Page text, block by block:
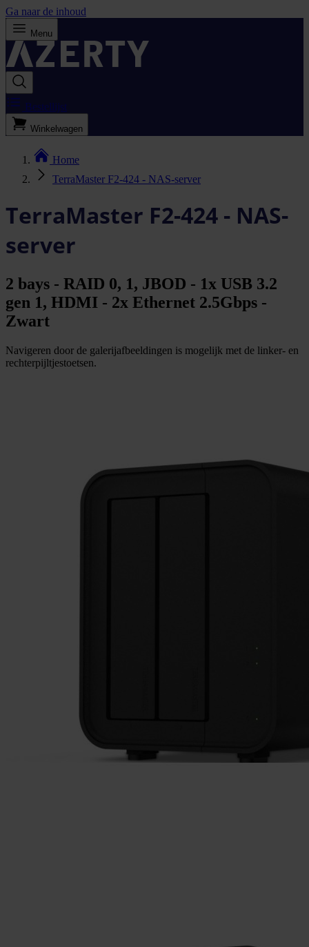
Ga naar de inhoud
Menu
Bestellijst
Winkelwagen
Home
TerraMaster F2-424 - NAS-server
TerraMaster F2-424 - NAS-
server
2 bays - RAID 0, 1, JBOD - 1x USB 3.2
gen 1, HDMI - 2x Ethernet 2.5Gbps -
Zwart
Navigeren door de galerijafbeeldingen is mogelijk met de linker- en
rechterpijltjestoetsen.